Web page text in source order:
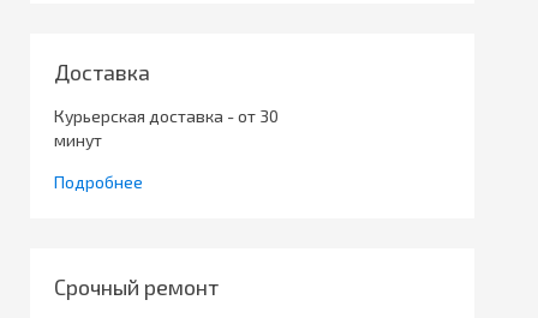
Доставка
Курьерская доставка - от 30
минут
Подробнее
Срочный ремонт